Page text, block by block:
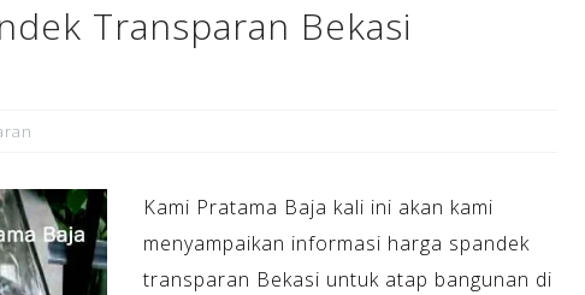
Transparan Bekasi
Kami Pratama Baja kali ini akan kami
menyampaikan informasi harga spandek
transparan Bekasi untuk atap bangunan di